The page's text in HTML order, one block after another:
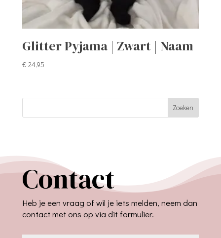
Glitter Pyjama | Zwart | Naam
€ 24,95
Zoeken
Contact
Heb je een vraag of wil je iets melden, neem dan
contact met ons op via dit formulier.